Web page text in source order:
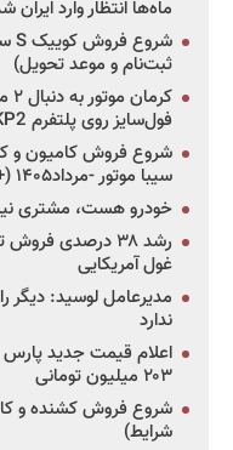
ماه‌ها انتظار وارد ایران
ثبت‌نام و موعد تحویل)
فول‌سایز روی پلتفرم KP2
شروع فروش کامیون و
سیبا موتور -مرداد۱۴۰۵ (+قیمت و شرایط)
خودرو هست، مشتری
رشد ۳۸ درصدی
غول آمریکایی
مدیرعامل لوسید: دیگر
ندارد
۲۰۳ میلیون تومانی
شرایط)